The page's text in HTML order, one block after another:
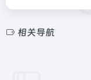
相关导航